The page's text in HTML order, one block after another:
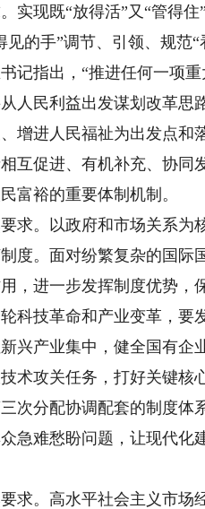
现既“放得活”又“管得住
的手”调节、引领、规范
记指出，“推进任何一项
人民利益出发谋划改革思
增进人民福祉为出发点和
互促进、有机补充、协同
富裕的重要体制机制。
。以政府和市场关系为
度。面对纷繁复杂的国际
，进一步发挥制度优势，
科技革命和产业变革，要
兴产业集中，健全国有企
术攻关任务，打好关键核
次分配协调配套的制度体
急难愁盼问题，让现代化
。高水平社会主义市场